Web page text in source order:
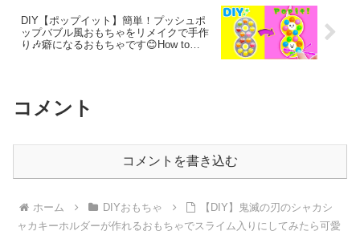
DIY【ポップイット】簡単！プッシュポ
ップバブル風おもちゃをリメイクで手作
り🎶癖になるおもちゃです😊How to
コメント
コメントを書き込む
ホーム DIYおもちゃ
【DIY】鬼滅の刃のシャカシ
ャカキーホルダーが作れるおもちゃでスライム入りにしてみたら可愛